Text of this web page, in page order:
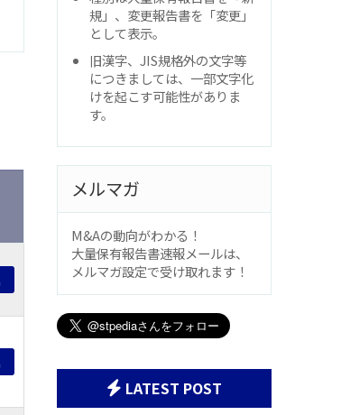
規」、変更報告書を「変更」
として表示。
旧漢字、JIS規格外の文字等
につきましては、一部文字化
けを起こす可能性がありま
す。
メルマガ
M&Aの動向がわかる！
大量保有報告書速報メールは、
メルマガ設定で受け取れます！
LATEST POST